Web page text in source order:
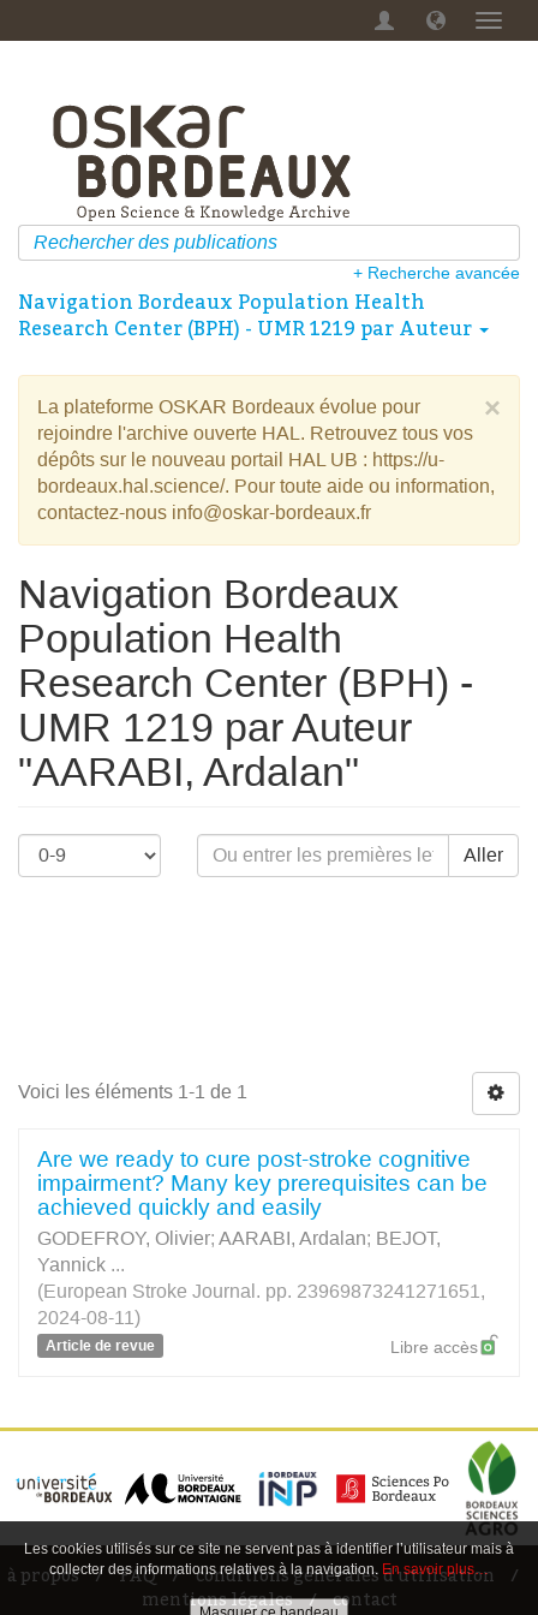
Menu
+ Recherche avancée
Navigation Bordeaux Population Health
Research Center (BPH) - UMR 1219 par Auteur
×
La plateforme OSKAR Bordeaux évolue pour
rejoindre l'archive ouverte HAL. Retrouvez tous vos
dépôts sur le nouveau portail HAL UB : https://u-
bordeaux.hal.science/. Pour toute aide ou information,
contactez-nous info@oskar-bordeaux.fr
Navigation Bordeaux
Population Health
Research Center (BPH) -
UMR 1219 par Auteur
"AARABI, Ardalan"
Aller
Voici les éléments 1-1 de 1
Are we ready to cure post-stroke cognitive
impairment? Many key prerequisites can be
achieved quickly and easily
GODEFROY, Olivier; AARABI, Ardalan; BEJOT,
Yannick ...
(European Stroke Journal. pp. 23969873241271651,
2024-08-11)
Article de revue Libre accès
à propos FAQ
conditions générales d'utilisation
mentions légales
contact
Les cookies utilisés sur ce site ne servent pas à identifier l’utilisateur mais à
collecter des informations relatives à la navigation. En savoir plus…